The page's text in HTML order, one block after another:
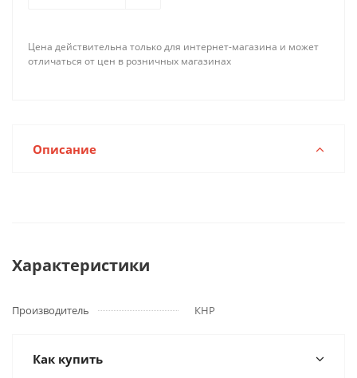
Цена действительна только для интернет-магазина и может
отличаться от цен в розничных магазинах
Описание
Характеристики
Производитель КНР
Как купить